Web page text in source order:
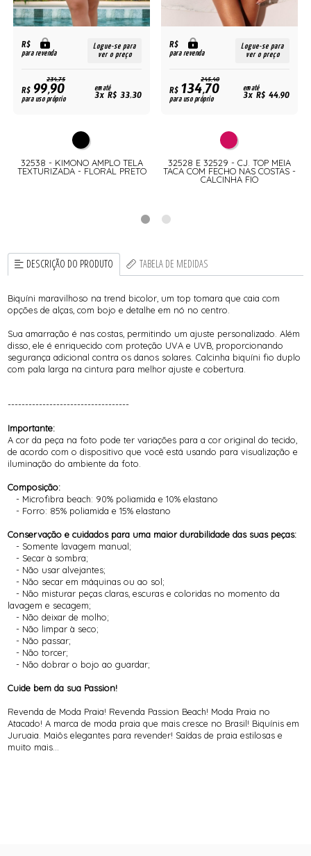
R$
para revenda
Logue-se para
ver o preço
234,75
R$99,90
para uso próprio
em até
3x R$ 33,30
32538 - KIMONO AMPLO TELA
TEXTURIZADA - FLORAL PRETO
R$
para revenda
Logue-se para
ver o preço
245,40
R$134,70
para uso próprio
em até
3x R$ 44,90
32528 E 32529 - CJ. TOP MEIA
TACA COM FECHO NAS COSTAS -
CALCINHA FIO
DESCRIÇÃO DO PRODUTO TABELA DE MEDIDAS
Biquíni maravilhoso na trend bicolor, um top tomara que caia com
opções de alças, com bojo e detalhe em nó no centro.
Sua amarração é nas costas, permitindo um ajuste personalizado. Além
disso, ele é enriquecido com proteção UVA e UVB, proporcionando
segurança adicional contra os danos solares. Calcinha biquíni fio duplo
com pala larga na cintura para melhor ajuste e cobertura.
-----------------------------------
Importante:
A cor da peça na foto pode ter variações para a cor original do tecido,
de acordo com o dispositivo que você está usando para visualização e
iluminação do ambiente da foto.
Composição:
- Microfibra beach: 90% poliamida e 10% elastano
- Forro: 85% poliamida e 15% elastano
Conservação e cuidados para uma maior durabilidade das suas peças:
- Somente lavagem manual;
- Secar à sombra;
- Não usar alvejantes;
- Não secar em máquinas ou ao sol;
- Não misturar peças claras, escuras e coloridas no momento da
lavagem e secagem;
- Não deixar de molho;
- Não limpar à seco;
- Não passar;
- Não torcer;
- Não dobrar o bojo ao guardar;
Cuide bem da sua Passion!
Revenda de Moda Praia! Revenda Passion Beach! Moda Praia no
Atacado! A marca de moda praia que mais cresce no Brasil! Biquínis em
Juruaia. Maiôs elegantes para revender! Saídas de praia estilosas e
muito mais...